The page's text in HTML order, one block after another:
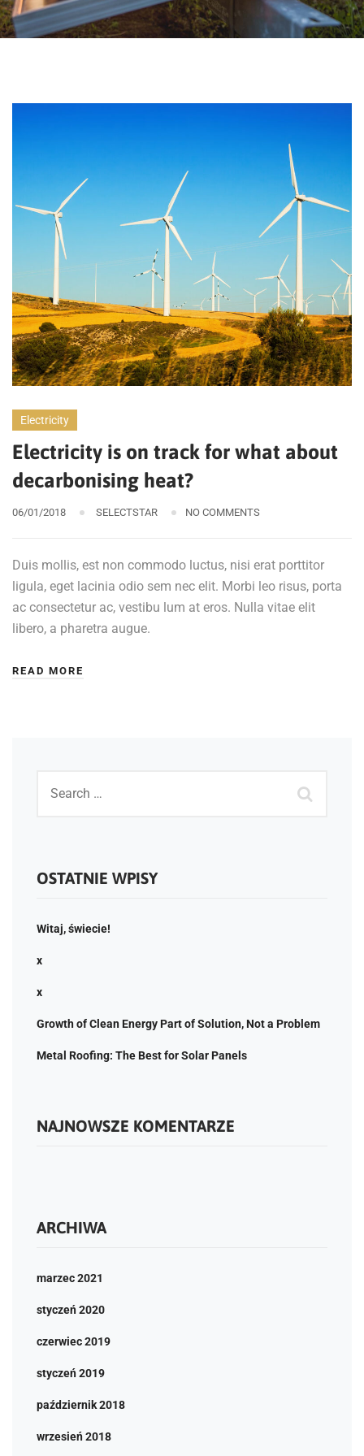
Electricity
Electricity is on track for what about
decarbonising heat?
06/01/2018 SELECTSTAR NO COMMENTS
Duis mollis, est non commodo luctus, nisi erat porttitor
ligula, eget lacinia odio sem nec elit. Morbi leo risus, porta
ac consectetur ac, vestibu lum at eros. Nulla vitae elit
libero, a pharetra augue.
READ MORE
OSTATNIE WPISY
Witaj, świecie!
x
x
Growth of Clean Energy Part of Solution, Not a Problem
Metal Roofing: The Best for Solar Panels
NAJNOWSZE KOMENTARZE
ARCHIWA
marzec 2021
styczeń 2020
czerwiec 2019
styczeń 2019
październik 2018
wrzesień 2018